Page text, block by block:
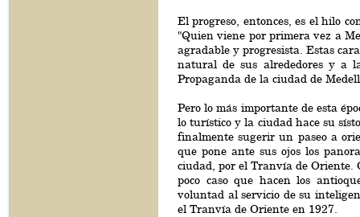
El progreso, entonces, es el hilo
"Quien viene por primera vez a
agradable y progresista. Estas
natural de sus alrededores y a
Propaganda de la ciudad de
Pero lo más importante de esta
lo turístico y la ciudad hace su
finalmente sugerir un paseo a
que pone ante sus ojos los
ciudad, por el Tranvía de Oriente.
poco caso que hacen los
voluntad al servicio de su
el Tranvía de Oriente en 1927.